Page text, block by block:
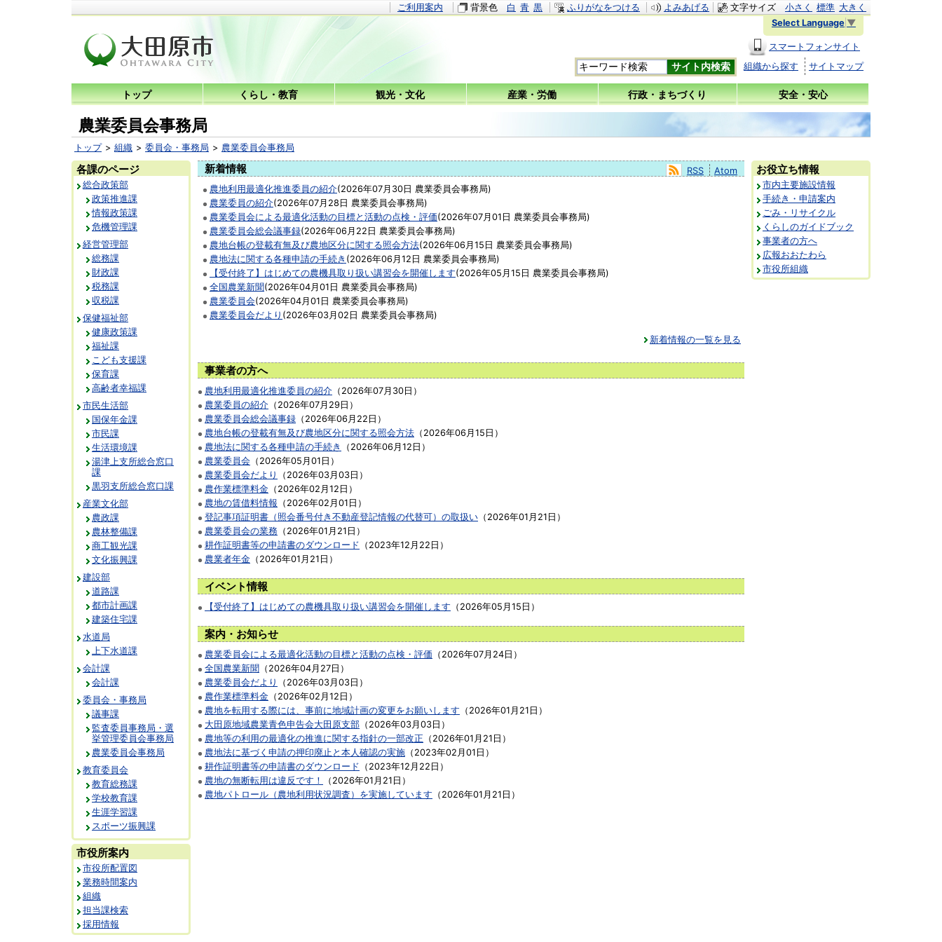
文字サイズ 小さく 標準 大きく
ご利用案内 背景色 白 青 黒 ふりがなをつける
よみあげる
Select Language ▼
スマートフォンサイト
組織から探す
サイトマップ
トップ くらし・教育 観光・文化 産業・労働 行政・まちづくり 安全・安心
農業委員会事務局
トップ 組織 委員会・事務局 農業委員会事務局
RSS Atom
新着情報
農地利用最適化推進委員の紹介(2026年07月30日 農業委員会事務局)
農業委員の紹介(2026年07月28日 農業委員会事務局)
農業委員会による最適化活動の目標と活動の点検・評価(2026年07月01日 農業委員会事務局)
農業委員会総会議事録(2026年06月22日 農業委員会事務局)
農地台帳の登載有無及び農地区分に関する照会方法(2026年06月15日 農業委員会事務局)
農地法に関する各種申請の手続き (2026年06月12日 農業委員会事務局)
【受付終了】はじめての農機具取り扱い講習会を開催します(2026年05月15日 農業委員会事務局)
全国農業新聞(2026年04月01日 農業委員会事務局)
農業委員会(2026年04月01日 農業委員会事務局)
農業委員会だより (2026年03月02日 農業委員会事務局)
新着情報の一覧を見る
事業者の方へ
農地利用最適化推進委員の紹介 （ 2026年07月30日 ）
農業委員の紹介 （ 2026年07月29日 ）
農業委員会総会議事録 （ 2026年06月22日 ）
農地台帳の登載有無及び農地区分に関する照会方法 （ 2026年06月15日 ）
農地法に関する各種申請の手続き
（ 2026年06月12日 ）
農業委員会 （ 2026年05月01日 ）
農業委員会だより
（ 2026年03月03日 ）
農作業標準料金 （ 2026年02月12日 ）
農地の賃借料情報 （ 2026年02月01日 ）
登記事項証明書（照会番号付き不動産登記情報の代替可）の取扱い （ 2026年01月21日 ）
農業委員会の業務 （ 2026年01月21日 ）
耕作証明書等の申請書のダウンロード （ 2023年12月22日 ）
農業者年金 （ 2026年01月21日 ）
イベント情報
【受付終了】はじめての農機具取り扱い講習会を開催します （ 2026年05月15日 ）
案内・お知らせ
農業委員会による最適化活動の目標と活動の点検・評価 （ 2026年07月24日 ）
全国農業新聞 （ 2026年04月27日 ）
農業委員会だより
（ 2026年03月03日 ）
農作業標準料金 （ 2026年02月12日 ）
農地を転用する際には、事前に地域計画の変更をお願いします （ 2026年01月21日 ）
大田原地域農業青色申告会大田原支部 （ 2026年03月03日 ）
農地等の利用の最適化の推進に関する指針の一部改正 （ 2026年01月21日 ）
農地法に基づく申請の押印廃止と本人確認の実施 （ 2023年02月01日 ）
耕作証明書等の申請書のダウンロード （ 2023年12月22日 ）
農地の無断転用は違反です！
（ 2026年01月21日 ）
農地パトロール（農地利用状況調査）を実施しています （ 2026年01月21日 ）
各課のページ
総合政策部
政策推進課
情報政策課
危機管理課
経営管理部
総務課
財政課
税務課
収税課
保健福祉部
健康政策課
福祉課
こども支援課
保育課
高齢者幸福課
市民生活部
国保年金課
市民課
生活環境課
湯津上支所総合窓口
課
黒羽支所総合窓口課
産業文化部
農政課
農林整備課
商工観光課
文化振興課
建設部
道路課
都市計画課
建築住宅課
水道局
上下水道課
会計課
会計課
委員会・事務局
議事課
監査委員事務局・選
挙管理委員会事務局
農業委員会事務局
教育委員会
教育総務課
学校教育課
生涯学習課
スポーツ振興課
市役所案内
市役所配置図
業務時間案内
組織
担当課検索
採用情報
お役立ち情報
市内主要施設情報
手続き・申請案内
ごみ・リサイクル
くらしのガイドブック
事業者の方へ
広報おおたわら
市役所組織